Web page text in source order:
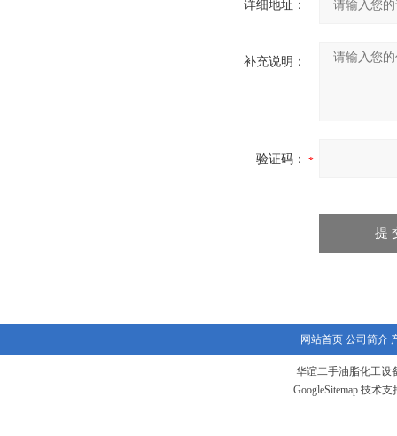
详细地址：
补充说明：
验证码：
网站首页 公司简介
华谊二手油脂化工设
GoogleSitemap 技术支